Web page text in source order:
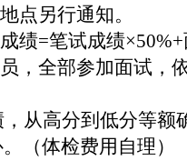
点另行通知。
绩=笔试成绩
，全部参加面试，
，从高分到低分等额
（体检费用自理）